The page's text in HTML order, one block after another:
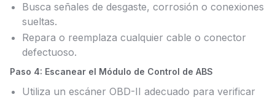
Busca señales de desgaste, corrosión o conexiones
sueltas.
Repara o reemplaza cualquier cable o conector
defectuoso.
Paso 4: Escanear el Módulo de Control de ABS
Utiliza un escáner OBD-II adecuado para verificar